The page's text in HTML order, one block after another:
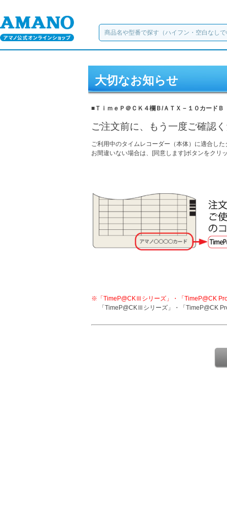
大切なお知らせ
■ＴｉｍｅＰ＠ＣＫ４欄Ｂ/ＡＴＸ－１０カードＢ
ご注文前に、もう一度ご確認
ご利用中のタイムレコーダー（本体）に適合し
お間違いない場合は、[同意します]ボタンをクリ
※「TimeP@CKⅢシリーズ」・「TimeP@CK
「TimeP@CKⅢシリーズ」・「TimeP@CK